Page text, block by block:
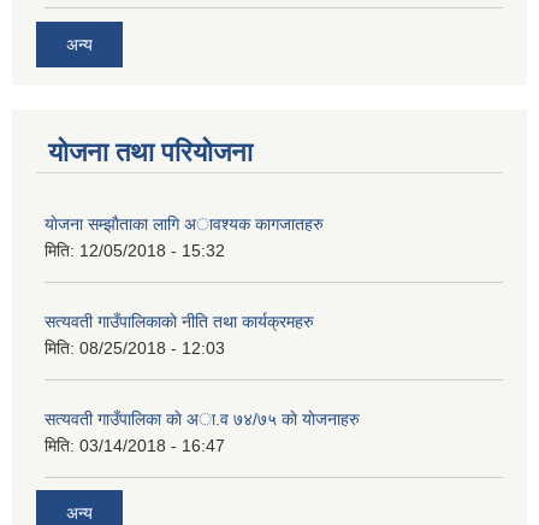
अन्य
योजना तथा परियोजना
याेजना सम्झाैताका लागि अावश्यक कागजातहरु
मिति: 12/05/2018 - 15:32
सत्यवती गाउँपालिकाकाे नीति तथा कार्यक्रमहरु
मिति: 08/25/2018 - 12:03
सत्यवती गाउँपालिका काे अा‍.व ७४/७५ काे याेजनाहरु
मिति: 03/14/2018 - 16:47
अन्य